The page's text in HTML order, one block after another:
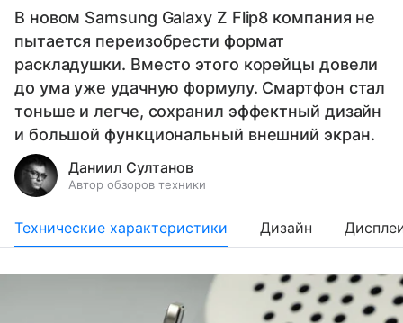
В новом Samsung Galaxy Z Flip8 компания не
пытается переизобрести формат
раскладушки. Вместо этого корейцы довели
до ума уже удачную формулу. Смартфон стал
тоньше и легче, сохранил эффектный дизайн
и большой функциональный внешний экран.
Даниил Султанов
Автор обзоров техники
Технические характеристики Дизайн